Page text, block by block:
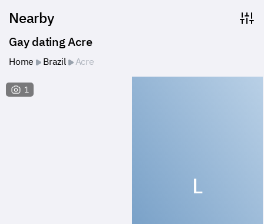
Nearby
Gay dating Acre
Home Brazil Acre
1
L